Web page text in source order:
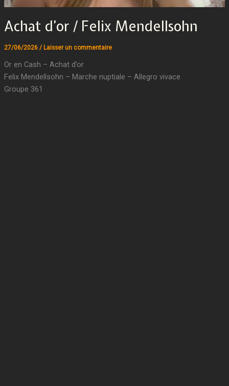
Achat d’or / Felix Mendellsohn
27/06/2026 / Laisser un commentaire
Or en Cash – Achat d’or
Felix Mendellsohn – Marche nuptiale – Allegro vivace
Groupe 361